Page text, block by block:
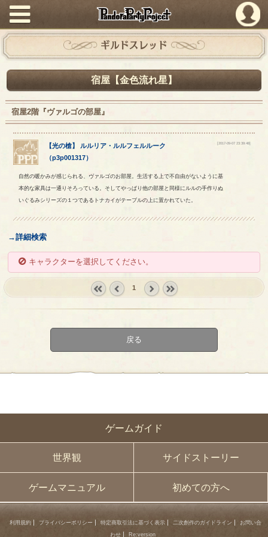
PandoraPartyProject
ゲームガイド
世界観 サイドストーリー
ゲームマニュアル 初めての方へ
ギルドスレッド
宿屋【金色流れ星】
宿屋2階『ヴァルゴの部屋』
【光の槍】 ルルリア ・ ルルフェルルーク
（p3p001317）
[2017-09-07 23:39:48]
自然の暖かみが感じられる、ヴァルゴのお部屋。生活する上で不自由がないように基
本的な家具は一通りそろっている。そしてやっぱり他の部屋と同様にルルの手作りぬ
いぐるみシリーズの１つであるトナカイがテーブルの上に置かれていた。
→詳細検索
キャラクターを選択してください。
1
戻る
利用規約 プライバシーポリシー 特定商取引法に基づく表示 二次創作のガイドライン
お問い合
わせ
Re:version